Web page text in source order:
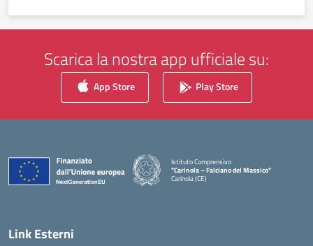
Scarica la nostra app ufficiale su:
App Store Play Store
Istituto Comprensivo
"Carinola – Falciano del Massico"
Carinola (CE)
Link Esterni